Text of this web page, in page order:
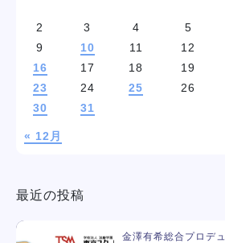
« 12月
2
3 4 5
9
10 11 12
16
17 18 19
23
24 25 26
30
31
最近の投稿
金澤有希総合プロデ